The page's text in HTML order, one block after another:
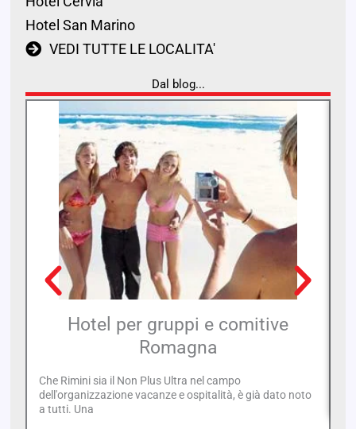
Hotel San Marino
VEDI TUTTE LE LOCALITA'
Dal blog...
Hotel per gruppi e comitive
Romagna
Che Rimini sia il Non Plus Ultra nel campo
dell'organizzazione vacanze e ospitalità, è già dato noto
a tutti. Una